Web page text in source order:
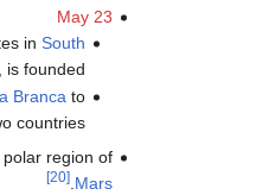
May 23
inSouth
, is founded.
Branca to
countries.
region of
Mars
.
[20]